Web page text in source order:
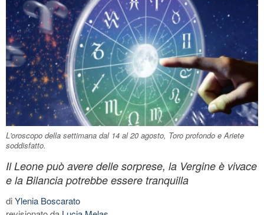
L'oroscopo della settimana dal 14 al 20 agosto, Toro profondo e Ariete
soddisfatto.
Il Leone può avere delle sorprese, la Vergine è vivace
e la Bilancia potrebbe essere tranquilla
diYlenia Boscarato